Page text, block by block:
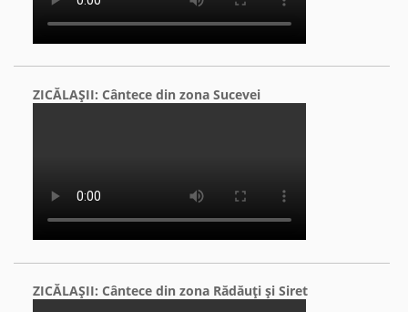
ZICĂLAŞII: Cântece din zona Sucevei
ZICĂLAŞII: Cântece din zona Rădăuţi şi Siret